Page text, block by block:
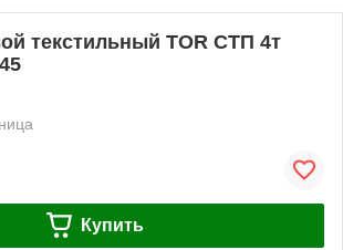
текстильный TOR СТП 4т
Купить